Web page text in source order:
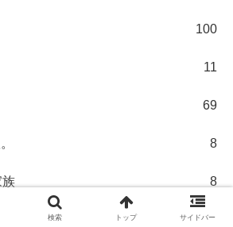
100
11
69
8
族 8
6
検索 トップ サイドバー